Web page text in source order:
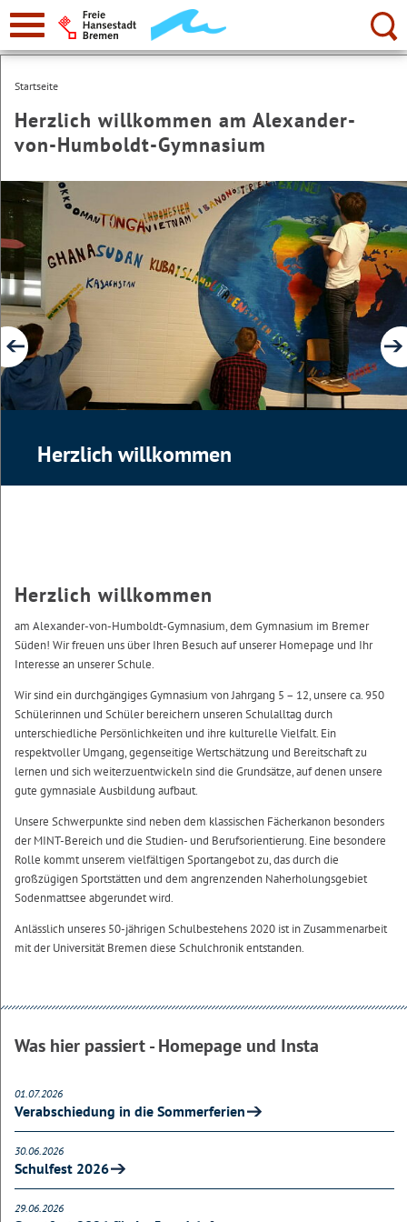
zur
Navigation
Suche:
Startseite
Herzlich willkommen am Alexander-
von-Humboldt-Gymnasium
Herzlich willkommen
Herzlich willkommen
am Alexander-von-Humboldt-Gymnasium, dem Gymnasium im Bremer
Süden! Wir freuen uns über Ihren Besuch auf unserer Homepage und Ihr
Interesse an unserer Schule.
Wir sind ein durchgängiges Gymnasium von Jahrgang 5 – 12, unsere ca. 950
Schülerinnen und Schüler bereichern unseren Schulalltag durch
unterschiedliche Persönlichkeiten und ihre kulturelle Vielfalt. Ein
respektvoller Umgang, gegenseitige Wertschätzung und Bereitschaft zu
lernen und sich weiterzuentwickeln sind die Grundsätze, auf denen unsere
gute gymnasiale Ausbildung aufbaut.
Unsere Schwerpunkte sind neben dem klassischen Fächerkanon besonders
der MINT-Bereich und die Studien- und Berufsorientierung. Eine besondere
Rolle kommt unserem vielfältigen Sportangebot zu, das durch die
großzügigen Sportstätten und dem angrenzenden Naherholungsgebiet
Sodenmattsee abgerundet wird.
Anlässlich unseres 50-jährigen Schulbestehens 2020 ist in Zusammenarbeit
mit der Universität Bremen diese Schulchronik entstanden.
Was hier passiert - Homepage und Insta
01.07.2026
Verabschiedung in die Sommerferien
30.06.2026
Schulfest 2026
29.06.2026